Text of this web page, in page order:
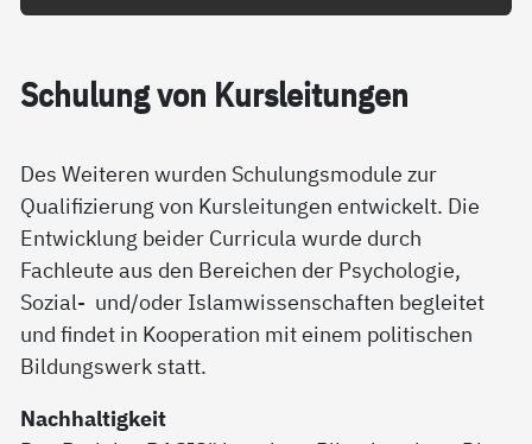
Schu­lung von Kurs­lei­tun­gen
Des Weiteren wurden Schulungsmodule zur
Qualifizierung von Kursleitungen entwickelt. Die
Entwicklung beider Curricula wurde durch
Fachleute aus den Bereichen der Psychologie,
Sozial- und/oder Islamwissenschaften begleitet
und findet in Kooperation mit einem politischen
Bildungswerk statt.
Nachhaltigkeit